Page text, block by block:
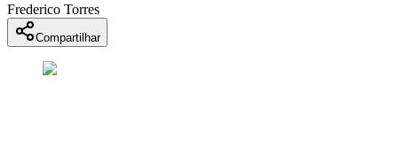
Frederico Torres
Compartilhar